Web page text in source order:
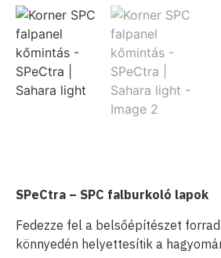
SPeCtra – SPC falburkoló lapok
Fedezze fel a belsőépítészet
könnyedén helyettesítik a